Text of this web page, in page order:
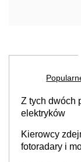
Z tych dwóch
elektryków
Kierowcy
fotoradary i